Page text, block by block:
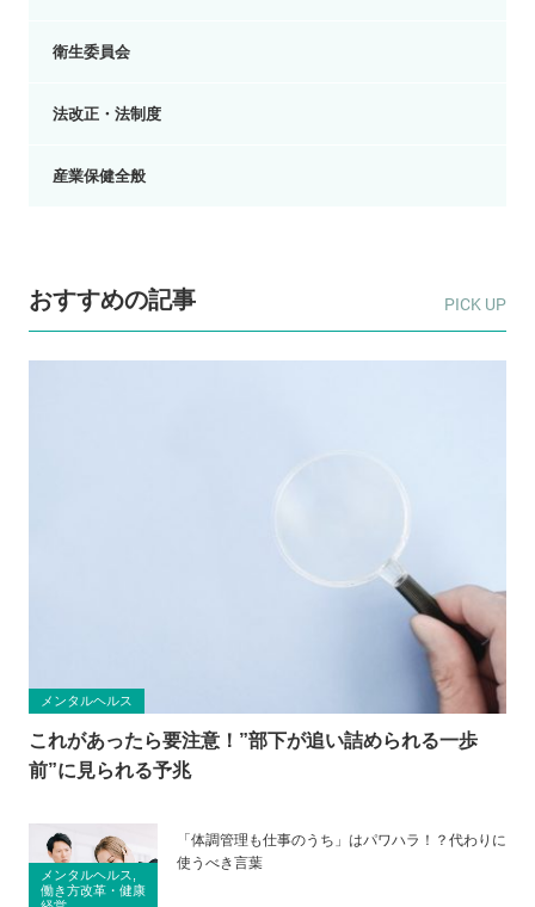
衛生委員会
法改正・法制度
産業保健全般
おすすめの記事
メンタルヘルス
これがあったら要注意！”部下が追い詰められる一歩
前”に見られる予兆
メンタルヘルス,
働き方改革・健康
「体調管理も仕事のうち」はパワハラ！？代わりに
使うべき言葉